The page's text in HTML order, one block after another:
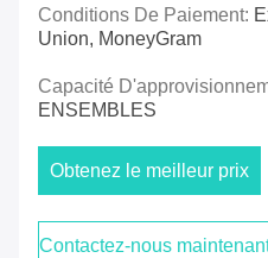
Conditions De Paiement:
Union, MoneyGram
Capacité
ENSEMBLES
Obtenez le meilleur prix
Contactez-nous